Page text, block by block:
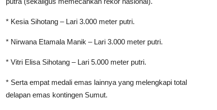
* Kesia Sihotang – Lari 3.000 meter putri.
* Nirwana Etamala Manik – Lari 3.000 meter putri.
* Vitri Elisa Sihotang – Lari 5.000 meter putri.
* Serta empat medali emas lainnya yang melengkapi total
delapan emas kontingen Sumut.